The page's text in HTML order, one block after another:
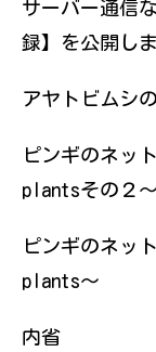
サーバー通信
録】を公開しま
アヤトビムシ
ピンギのネッ
plantsその２〜
ピンギのネッ
plants〜
内省